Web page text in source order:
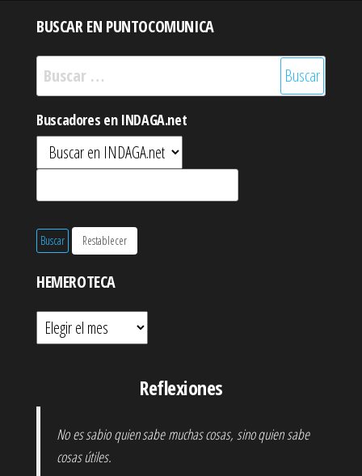
BUSCAR EN PUNTOCOMUNICA
Buscar:
Buscadores en INDAGA.net
HEMEROTECA
Hemeroteca
Reflexiones
No es sabio quien sabe muchas cosas, sino quien sabe
cosas útiles.